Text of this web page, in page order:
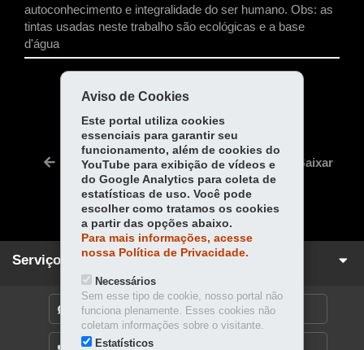
autoconhecimento e integralidade do ser humano. Obs: as
tintas usadas neste trabalho são ecológicas e a base
d'água
COMPARTILHE:
Fa
ce
bo
ok
Tw
itt
er
ts
Ap
p
Voltar Início Imprimir Baixar
Serviços para você!
DENUNCIE CORRUPÇÃO
OUVIDORIA
Aviso de Cookies
Este portal utiliza cookies
essenciais para garantir seu
funcionamento, além de cookies do
YouTube para exibição de vídeos e
do Google Analytics para coleta de
estatísticas de uso. Você pode
escolher como tratamos os cookies
a partir das opções abaixo.
Para mais informações, acesse
nossa Política de Privacidade.
Necessários
Sem esse tipo de cookie, nosso portal não
funciona plenamente. Esses cookies não
coletam informações sobre o visitante.
Estatísticos